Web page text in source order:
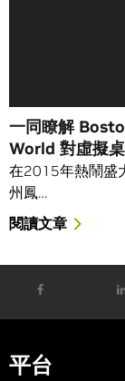
一同瞭解
World 對虛擬
在2015年熱鬧盛
州鳳…
閱讀文章
平台